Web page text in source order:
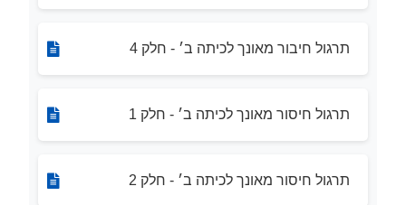
תרגול חיבור מאונך לכיתה ב׳ - חלק 4
תרגול חיסור מאונך לכיתה ב׳ - חלק 1
תרגול חיסור מאונך לכיתה ב׳ - חלק 2